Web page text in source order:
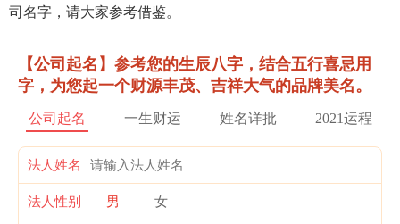
司名字，请大家参考借鉴。
【公司起名】参考您的生辰八字，结合五行喜忌用
字，为您起一个财源丰茂、吉祥大气的品牌美名。
公司起名 一生财运 姓名详批 2021运程
法人姓名
法人性别 男 女